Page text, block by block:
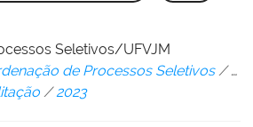
Seletivos/UFVJM
de Processos Seletivos /…
/2023